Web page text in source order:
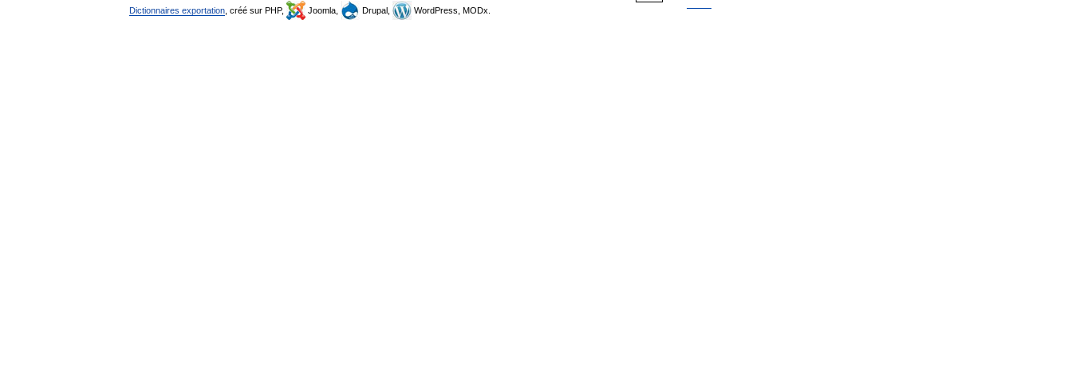
Dictionnaires exportation , créé sur PHP, Joomla, Drupal, WordPress, MODx.